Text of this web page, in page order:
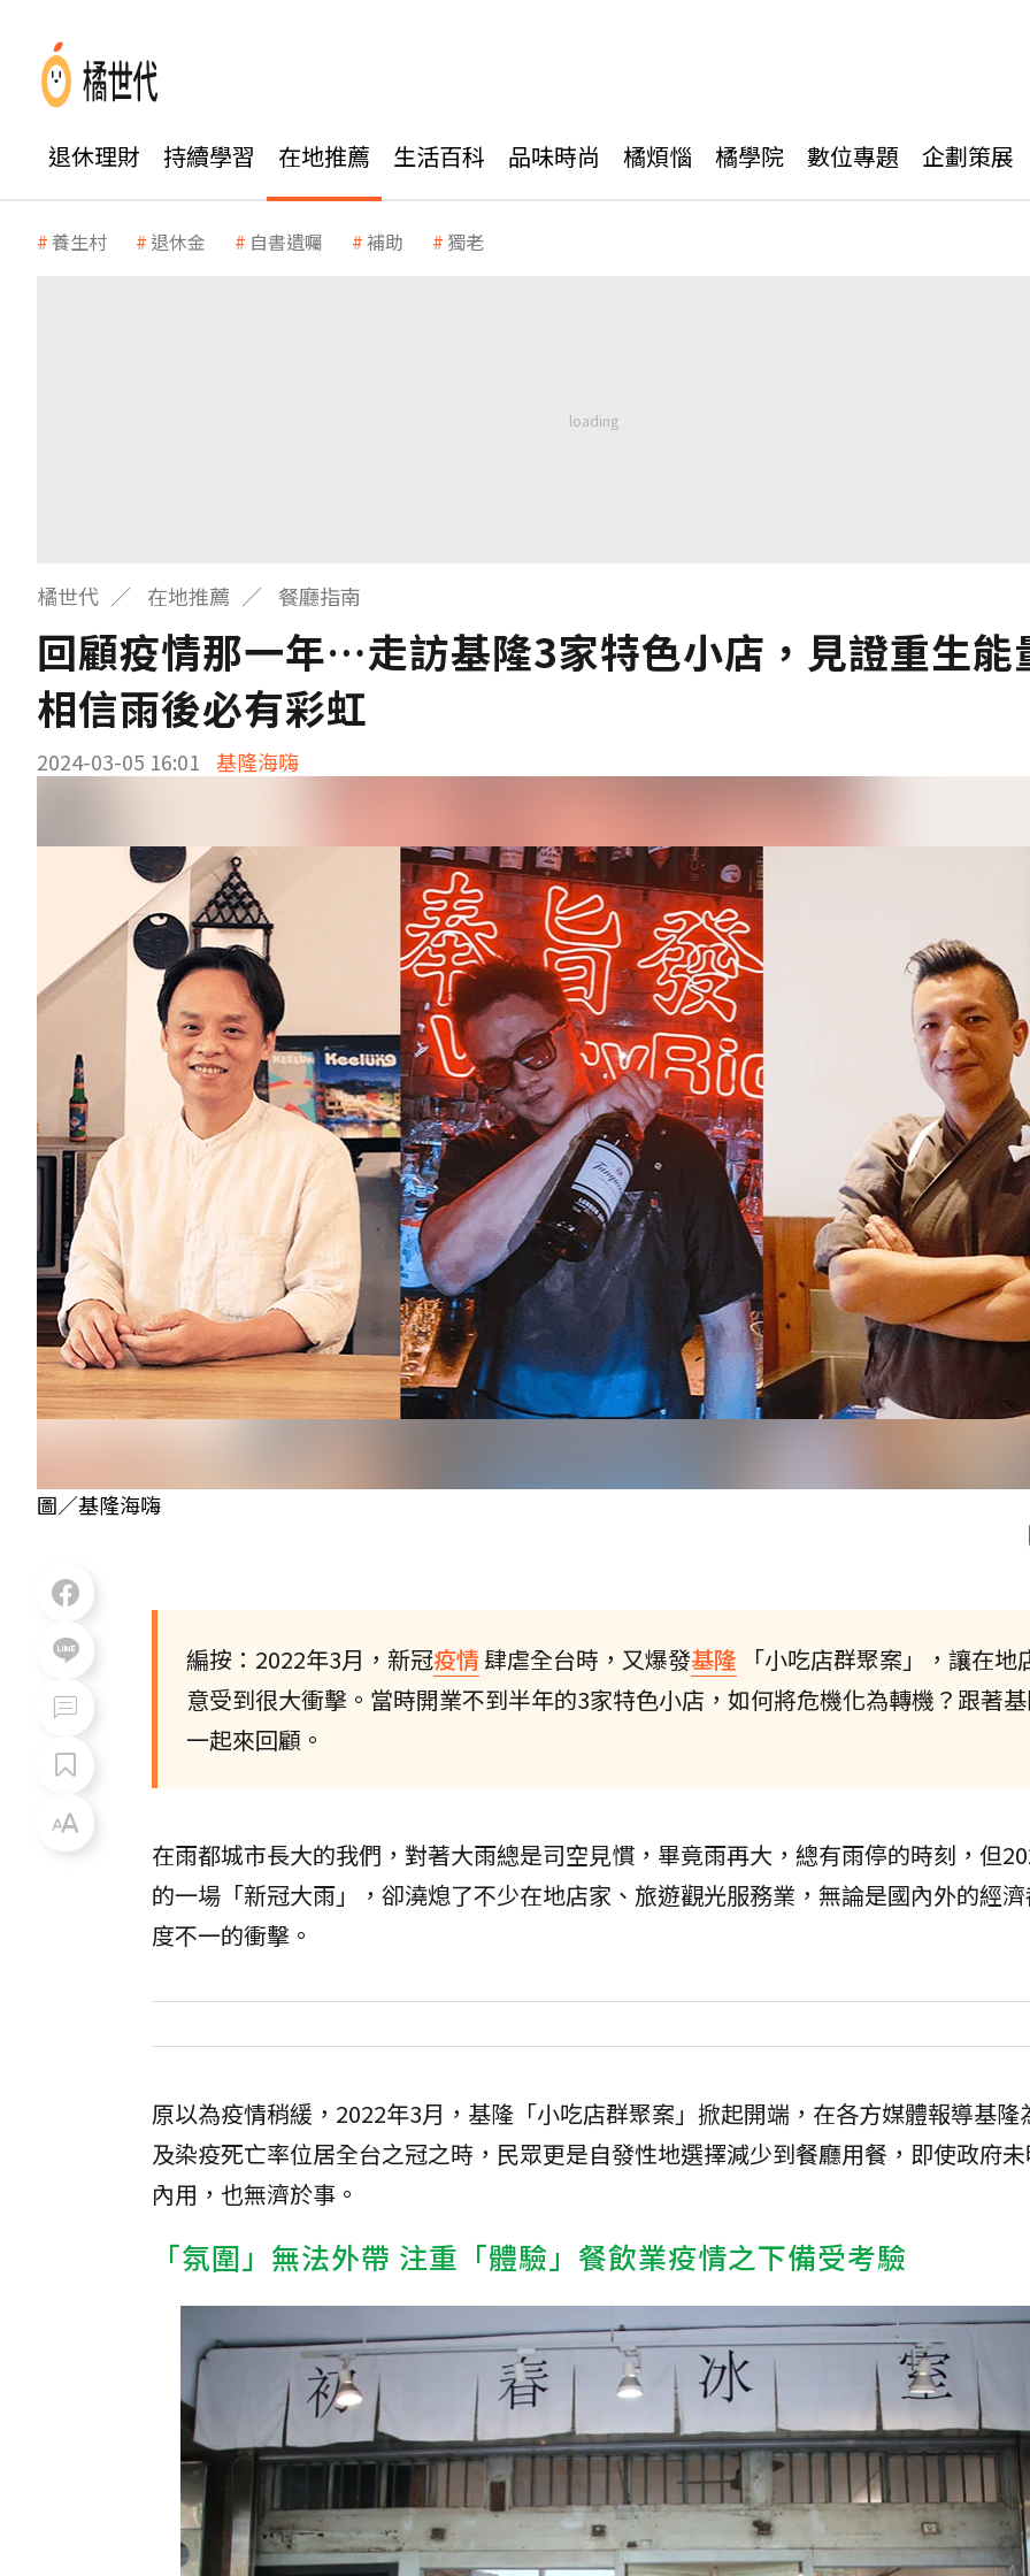
退休理財 持續學習 在地推薦 生活百科 品味時尚 橘煩惱 橘學院 數位專題 企劃策展
養生村 退休金 自書遺囑 補助 獨老
橘世代 在地推薦 餐廳指南
回顧疫情那一年…走訪基隆3家特色小店，見證重生能
相信雨後必有彩虹
2024-03-05 16:01 基隆海嗨
圖／基隆海嗨
編按：2022年3月，新冠疫情肆虐全台時，又爆發基隆
「小吃店群聚案」，讓在地
意受到很大衝擊。當時開業不到半年的3家特色小店，如何將危機化為轉機？跟著
一起來回顧。
在雨都城市長大的我們，對著大雨總是司空見慣，畢竟雨再大，總有雨停的時刻，但
的一場「新冠大雨」，卻澆熄了不少在地店家、旅遊觀光服務業，無論是國內外的經
度不一的衝擊。
原以為疫情稍緩，2022年3月，基隆「小吃店群聚案」掀起開端，在各方媒體報導基隆
及染疫死亡率位居全台之冠之時，民眾更是自發性地選擇減少到餐廳用餐，即使政府
內用，也無濟於事。
「氛圍」無法外帶 注重「體驗」餐飲業疫情之下備受考驗